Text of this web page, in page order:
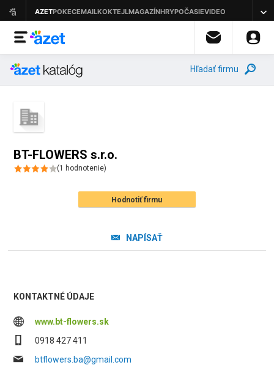
Hľadať firmu
BT-FLOWERS s.r.o.
(1 hodnotenie)
Hodnotiť firmu
NAPÍSAŤ
KONTAKTNÉ ÚDAJE
www.bt-flowers.sk
0918 427 411
btflowers.ba@gmail.com